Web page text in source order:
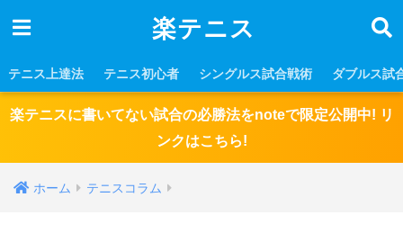
楽テニス
テニス上達法 テニス初心者 シングルス試合戦術 ダブルス試
楽テニスに書いてない試合の必勝法をnoteで限定公開中! リ
ンクはこちら!
ホーム テニスコラム